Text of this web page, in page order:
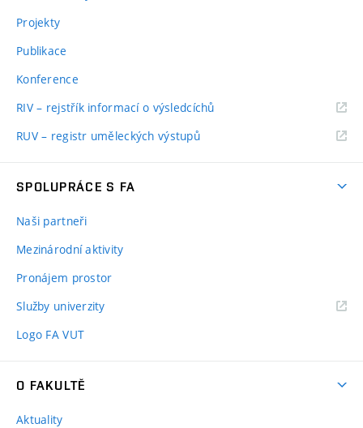
Projekty
Publikace
Konference
RIV – rejstřík informací o výsledcíchů
RUV – registr uměleckých výstupů
SPOLUPRÁCE S FA
Naši partneři
Mezinárodní aktivity
Pronájem prostor
Služby univerzity
Logo FA VUT
O FAKULTĚ
Aktuality